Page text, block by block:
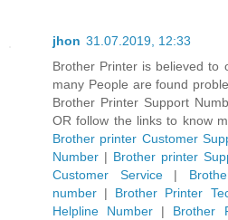
jhon 31.07.2019, 12:33
Brother Printer is believed to
many People are found
Brother Printer Support
OR follow the links to know
Brother printer Customer
Number | Brother printer
Customer Service|
number | Brother Printer
Helpline Number | Brother